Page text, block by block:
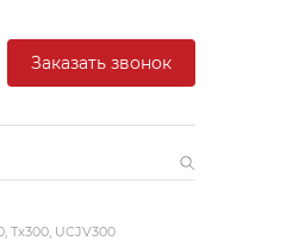
Заказать звонок
Tx300, UCJV300